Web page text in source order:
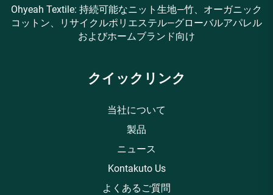
Ohyeah Textile: 持続可能なニット生地—竹、オーガニック
コットン、リサイクルポリエステル—グローバルアパレル
およびホームブランド向け
クイックリンク
当社について
製品
ニュース
Kontakuto Us
よくあるご質問